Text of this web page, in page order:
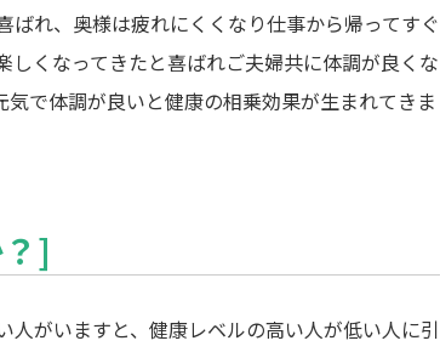
れ、奥様は疲れにくくなり仕事から帰ってすぐ
くなってきたと喜ばれご夫婦共に体調が良くな
で体調が良いと健康の相乗効果が生まれてきま
]
がいますと、健康レベルの高い人が低い人に引